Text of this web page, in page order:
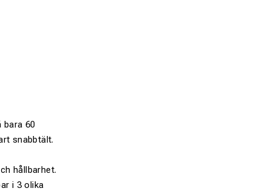
60
snabbtält.
hållbarhet.
i 3 olika